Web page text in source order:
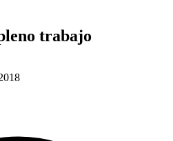
trabajo